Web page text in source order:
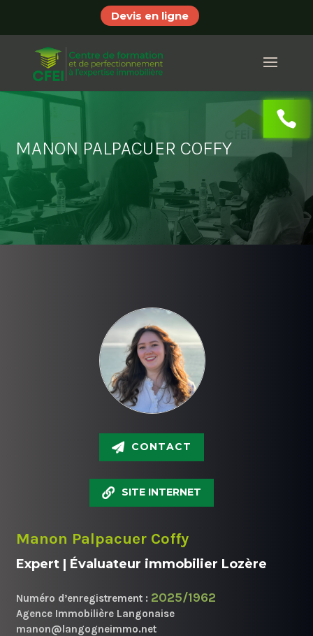
Devis en ligne
MANON PALPACUER COFFY
CONTACT
SITE INTERNET
Manon Palpacuer Coffy
Expert | Évaluateur immobilier Lozère
Numéro d’enregistrement : 2025/1962
Agence Immobilière Langonaise
manon@langogneimmo.net